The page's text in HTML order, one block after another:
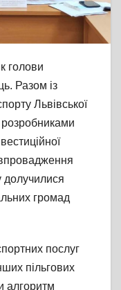
голови
Разом із
Львівської
долучилися
громад
послуг
пільгових
алгоритм